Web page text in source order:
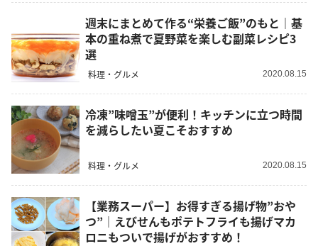
週末にまとめて作る“栄養ご飯”のもと｜基
本の重ね煮で夏野菜を楽しむ副菜レシピ3
選
料理・グルメ 2020.08.15
冷凍”味噌玉”が便利！キッチンに立つ時間
を減らしたい夏こそおすすめ
料理・グルメ 2020.08.15
【業務スーパー】お得すぎる揚げ物”おや
つ”｜えびせんもポテトフライも揚げマカ
ロニもついで揚げがおすすめ！